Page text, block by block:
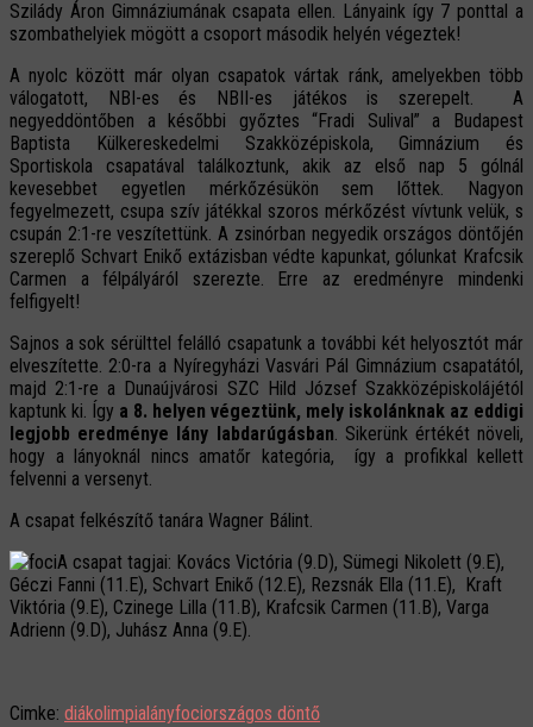
Szilády Áron Gimnáziumának csapata ellen. Lányaink így 7 ponttal a
szombathelyiek mögött a csoport második helyén végeztek!
A nyolc között már olyan csapatok vártak ránk, amelyekben több
válogatott, NBI-es és NBII-es játékos is szerepelt. A
negyeddöntőben a későbbi győztes “Fradi Sulival” a Budapest
Baptista Külkereskedelmi Szakközépiskola, Gimnázium és
Sportiskola csapatával találkoztunk, akik az első nap 5 gólnál
kevesebbet egyetlen mérkőzésükön sem lőttek. Nagyon
fegyelmezett, csupa szív játékkal szoros mérkőzést vívtunk velük, s
csupán 2:1-re veszítettünk. A zsinórban negyedik országos döntőjén
szereplő Schvart Enikő extázisban védte kapunkat, gólunkat Krafcsik
Carmen a félpályáról szerezte. Erre az eredményre mindenki
felfigyelt!
Sajnos a sok sérülttel felálló csapatunk a további két helyosztót már
elveszítette. 2:0-ra a Nyíregyházi Vasvári Pál Gimnázium csapatától,
majd 2:1-re a Dunaújvárosi SZC Hild József Szakközépiskolájétól
kaptunk ki. Így a 8. helyen végeztünk, mely iskolánknak az eddigi
legjobb eredménye lány labdarúgásban. Sikerünk értékét növeli,
hogy a lányoknál nincs amatőr kategória, így a profikkal kellett
felvenni a versenyt.
A csapat felkészítő tanára Wagner Bálint.
A csapat tagjai: Kovács Victória (9.D), Sümegi Nikolett (9.E),
Géczi Fanni (11.E), Schvart Enikő (12.E), Rezsnák Ella (11.E), Kraft
Viktória (9.E), Czinege Lilla (11.B), Krafcsik Carmen (11.B), Varga
Adrienn (9.D), Juhász Anna (9.E).
Cimke: diákolimpialányfociországos döntő